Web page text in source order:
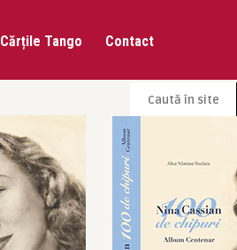
Cărțile Tango Contact